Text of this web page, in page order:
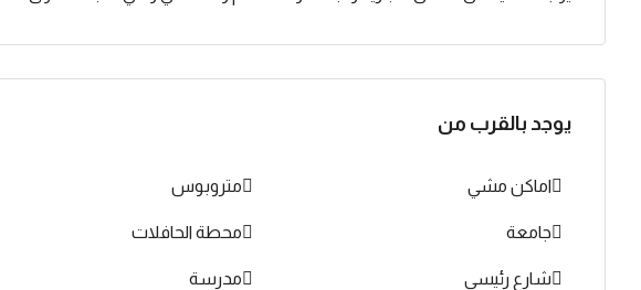
يوجد بالقرب من
اماكن مشي
جامعة
شارع رئيسي
متروبوس
محطة الحافلات
مدرسة